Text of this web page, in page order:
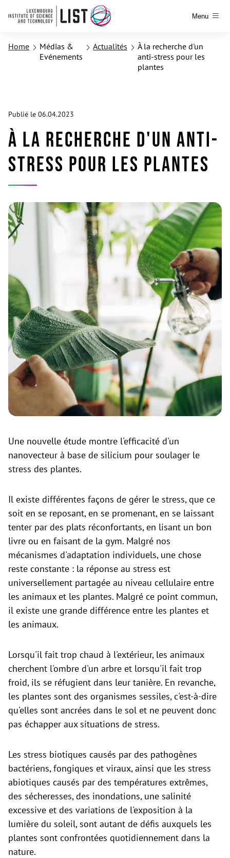
Menu
Home
Médias &
Evénements
Actualités
À la recherche d'un
anti-stress pour les
plantes
Publié le 06.04.2023
À la recherche d'un anti-
stress pour les plantes
Une nouvelle étude montre l'efficacité d'un
nanovecteur à base de silicium pour soulager le
stress des plantes.
Il existe différentes façons de gérer le stress, que ce
soit en se reposant, en se promenant, en se laissant
tenter par des plats réconfortants, en lisant un bon
livre ou en faisant de la gym. Malgré nos
mécanismes d'adaptation individuels, une chose
reste constante : la réponse au stress est
universellement partagée au niveau cellulaire entre
les animaux et les plantes. Malgré ce point commun,
il existe une grande différence entre les plantes et
les animaux.
Lorsqu'il fait trop chaud à l'extérieur, les animaux
cherchent l'ombre d'un arbre et lorsqu'il fait trop
froid, ils se réfugient dans leur tanière. En revanche,
les plantes sont des organismes sessiles, c'est-à-dire
qu'elles sont ancrées dans le sol et ne peuvent donc
pas échapper aux situations de stress.
Les stress biotiques causés par des pathogènes
bactériens, fongiques et viraux, ainsi que les stress
abiotiques causés par des températures extrêmes,
des sécheresses, des inondations, une salinité
excessive et des variations de l'exposition à la
lumière du soleil, sont autant de défis auxquels les
plantes sont confrontées quotidiennement dans la
nature.